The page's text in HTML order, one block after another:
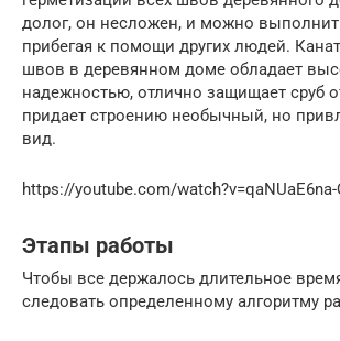
долог, он несложен, и можно
прибегая к помощи других людей.
швов в деревянном доме обладает
надежностью, отлично защищает сруб
придает строению необычный, но
вид.
https://youtube.com/watch?v=qaNUaE6na-
Этапы работы
Чтобы все держалось длительное
следовать определенному алгоритму